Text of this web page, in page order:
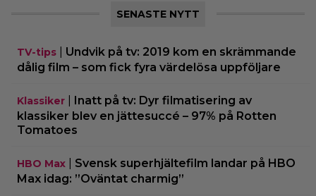
SENASTE NYTT
TV-tips
Undvik på tv: 2019 kom en skrämmande
dålig film – som fick fyra värdelösa uppföljare
Klassiker
Inatt på tv: Dyr filmatisering av
klassiker blev en jättesuccé – 97% på Rotten
Tomatoes
HBO Max
Svensk superhjältefilm landar på HBO
Max idag: ”Oväntat charmig”